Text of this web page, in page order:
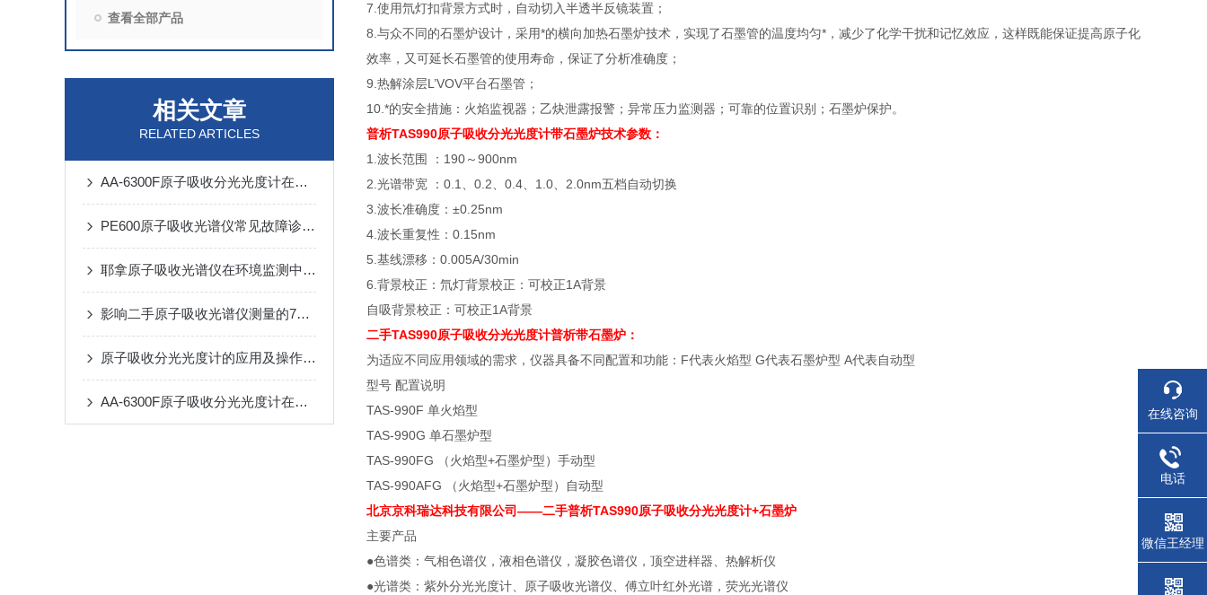
查看全部产品
相关文章
RELATED ARTICLES
AA-6300F原子吸收分光光度计在重金属污染监测中的全链条应用
PE600原子吸收光谱仪常见故障诊断与排除指南
耶拿原子吸收光谱仪在环境监测中的应用分析
影响二手原子吸收光谱仪测量的7个条件
原子吸收分光光度计的应用及操作步骤
AA-6300F原子吸收分光光度计在环境监测中的应用
7.使用氘灯扣背景方式时，自动切入半透半反镜装置；
8.与众不同的石墨炉设计，采用*的横向加热石墨炉技术，实现了石墨管的温度均匀*，减少了化学干扰和记忆效应，这样既能保证提高原子化
效率，又可延长石墨管的使用寿命，保证了分析准确度；
9.热解涂层L’VOV平台石墨管；
10.*的安全措施：火焰监视器；乙炔泄露报警；异常压力监测器；可靠的位置识别；石墨炉保护。
普析TAS990原子吸收分光光度计带石墨炉技术参数：
1.波长范围 ：190～900nm
2.光谱带宽 ：0.1、0.2、0.4、1.0、2.0nm五档自动切换
3.波长准确度：±0.25nm
4.波长重复性：0.15nm
5.基线漂移：0.005A/30min
6.背景校正：氘灯背景校正：可校正1A背景
自吸背景校正：可校正1A背景
二手TAS990原子吸收分光光度计普析带石墨炉 ：
为适应不同应用领域的需求，仪器具备不同配置和功能：F代表火焰型 G代表石墨炉型 A代表自动型
型号 配置说明
TAS-990F 单火焰型
TAS-990G 单石墨炉型
TAS-990FG （火焰型+石墨炉型）手动型
TAS-990AFG （火焰型+石墨炉型）自动型
北京京科瑞达科技有限公司——二手普析TAS990原子吸收分光光度计+石墨炉
主要产品
●色谱类：气相色谱仪，液相色谱仪，凝胶色谱仪，顶空进样器、热解析仪
●光谱类：紫外分光光度计、原子吸收光谱仪、傅立叶红外光谱，荧光光谱仪
在线咨询
电话
微信王经理